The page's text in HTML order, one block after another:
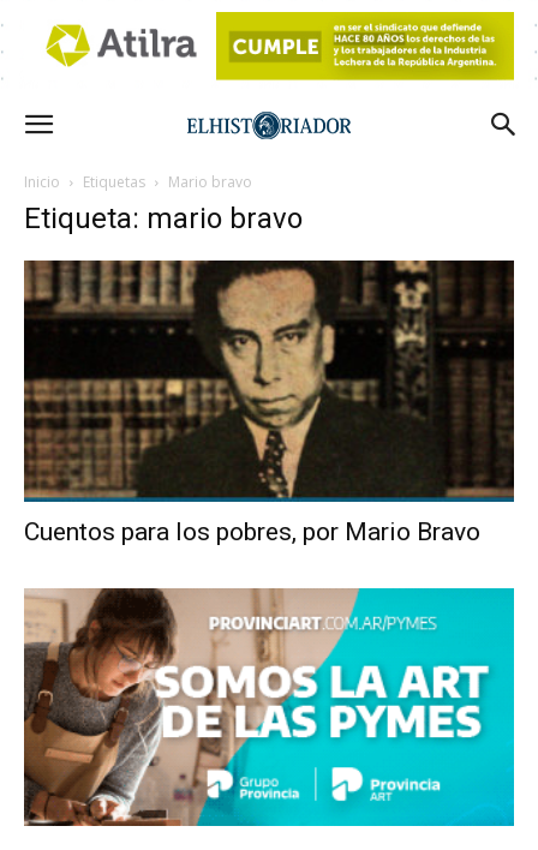
Inicio Etiquetas Mario bravo
Etiqueta: mario bravo
Cuentos para los pobres, por Mario Bravo